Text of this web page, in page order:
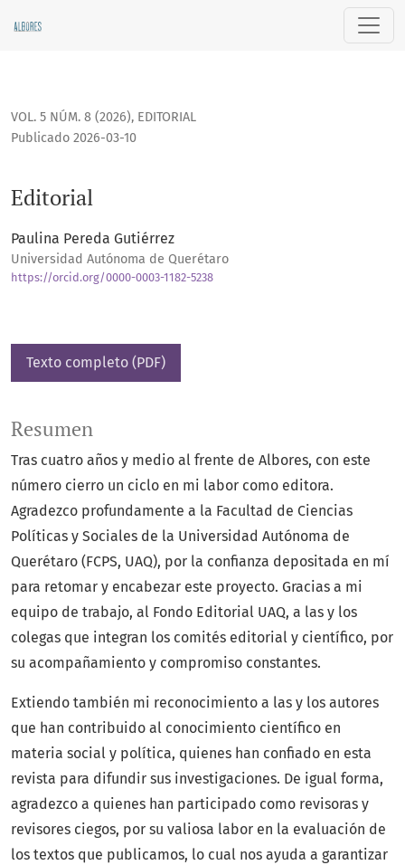
VOL. 5 NÚM. 8 (2026), EDITORIAL
Editorial
Publicado 2026-03-10
Paulina Pereda Gutiérrez
Universidad Autónoma de Querétaro
https://orcid.org/0000-0003-1182-5238
Texto completo (PDF)
Resumen
Tras cuatro años y medio al frente de Albores, con este
número cierro un ciclo en mi labor como editora.
Agradezco profundamente a la Facultad de Ciencias
Políticas y Sociales de la Universidad Autónoma de
Querétaro (FCPS, UAQ), por la confianza depositada en mí
para retomar y encabezar este proyecto. Gracias a mi
equipo de trabajo, al Fondo Editorial UAQ, a las y los
colegas que integran los comités editorial y científico, por
su acompañamiento y compromiso constantes.
Extiendo también mi reconocimiento a las y los autores
que han contribuido al conocimiento científico en
materia social y política, quienes han confiado en esta
revista para difundir sus investigaciones. De igual forma,
agradezco a quienes han participado como revisoras y
revisores ciegos, por su valiosa labor en la evaluación de
los textos que publicamos, lo cual nos ayuda a garantizar